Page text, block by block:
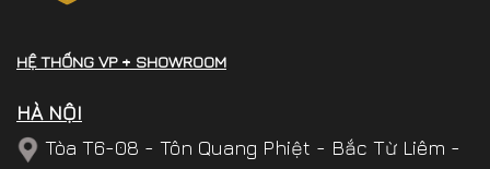
HỆ THỐNG VP + SHOWROOM
HÀ NỘI
Tòa T6-08 - Tôn Quang Phiệt - Bắc Từ Liêm -